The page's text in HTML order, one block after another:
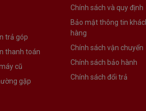
trả góp
thanh toán
cũ
gặp
Chính sách và quy định
Bảo mật thông tin
hàng
Chính sách vận chuyển
Chính sách bảo hành
Chính sách đổi trả